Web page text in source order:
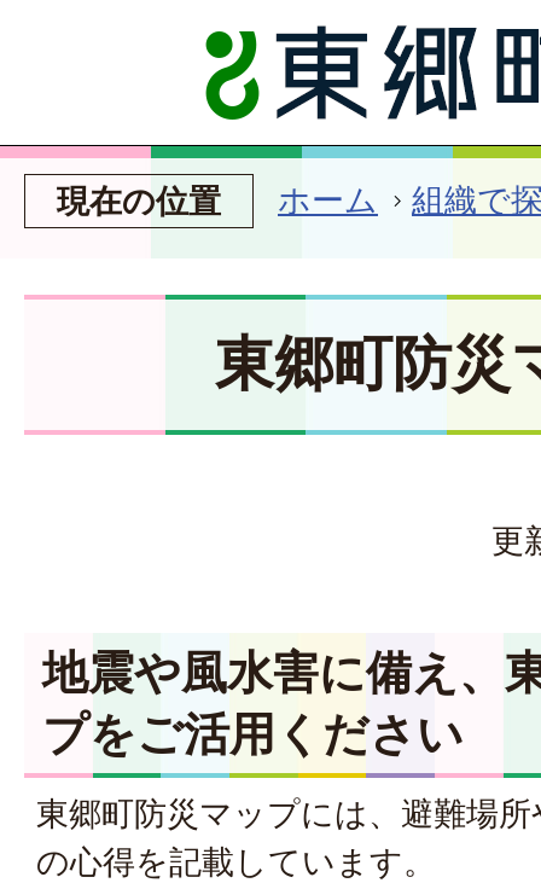
現在の位置 ホーム 組織で
東郷町防災
更
地震や風水害に備え、
プをご活用ください
東郷町防災マップには、避難場
の心得を記載しています。